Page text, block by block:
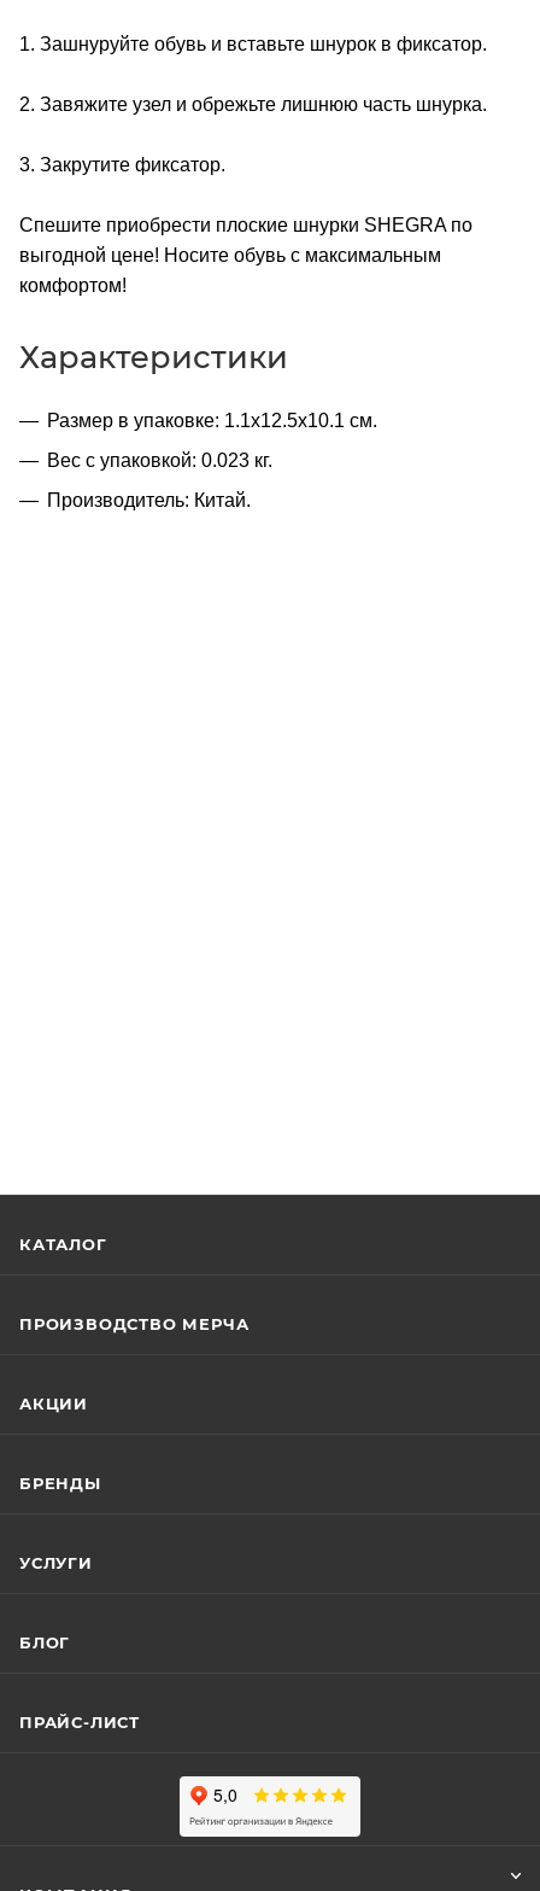
1. Зашнуруйте обувь и вставьте шнурок в фиксатор.
2. Завяжите узел и обрежьте лишнюю часть шнурка.
3. Закрутите фиксатор.
Спешите приобрести плоские шнурки SHEGRA по
выгодной цене! Носите обувь с максимальным
комфортом!
Характеристики
Размер в упаковке: 1.1x12.5x10.1 см.
Вес с упаковкой: 0.023 кг.
Производитель: Китай.
КАТАЛОГ
ПРОИЗВОДСТВО МЕРЧА
АКЦИИ
БРЕНДЫ
УСЛУГИ
БЛОГ
ПРАЙС-ЛИСТ